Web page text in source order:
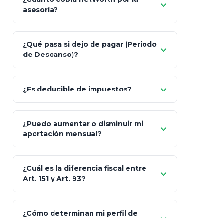
GNP (Proyecta)
Seguros Monterrey
Skandia (Crea)
MetLife (MetaLife)
Prudential
asesoría?
¿Qué pasa si dejo de pagar (Periodo
de Descanso)?
¿Es deducible de impuestos?
¿Puedo aumentar o disminuir mi
aportación mensual?
¿Cuál es la diferencia fiscal entre
Art. 151 y Art. 93?
¿Cómo determinan mi perfil de